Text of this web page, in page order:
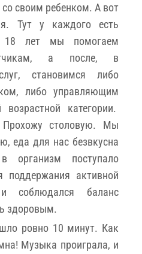
своим ребенком. А вот
Тут у каждого есть
18 лет мы помогаем
а после, в
становимся либо
либо управляющим
категории.
столовую. Мы
еда для нас безвкусна
организм поступало
активной
и соблюдался баланс
здоровым.
ровно 10 минут. Как
Музыка проиграла, и